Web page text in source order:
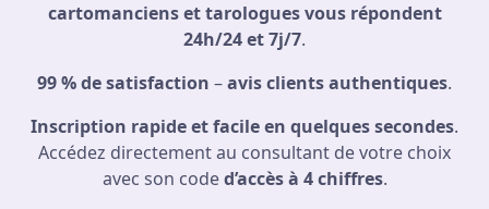
cartomanciens et tarologues vous répondent
24h/24 et 7j/7.
99 % de satisfaction –avis clients authentiques.
Inscription rapide et facile en quelques secondes.
Accédez directement au consultant de votre choix
avec son coded’accès à 4 chiffres.